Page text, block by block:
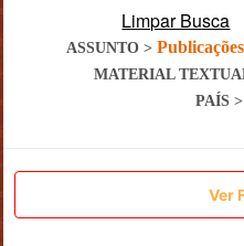
Limpar Busca
ASSUNTO >
MATERIAL
PAÍS >
Ver